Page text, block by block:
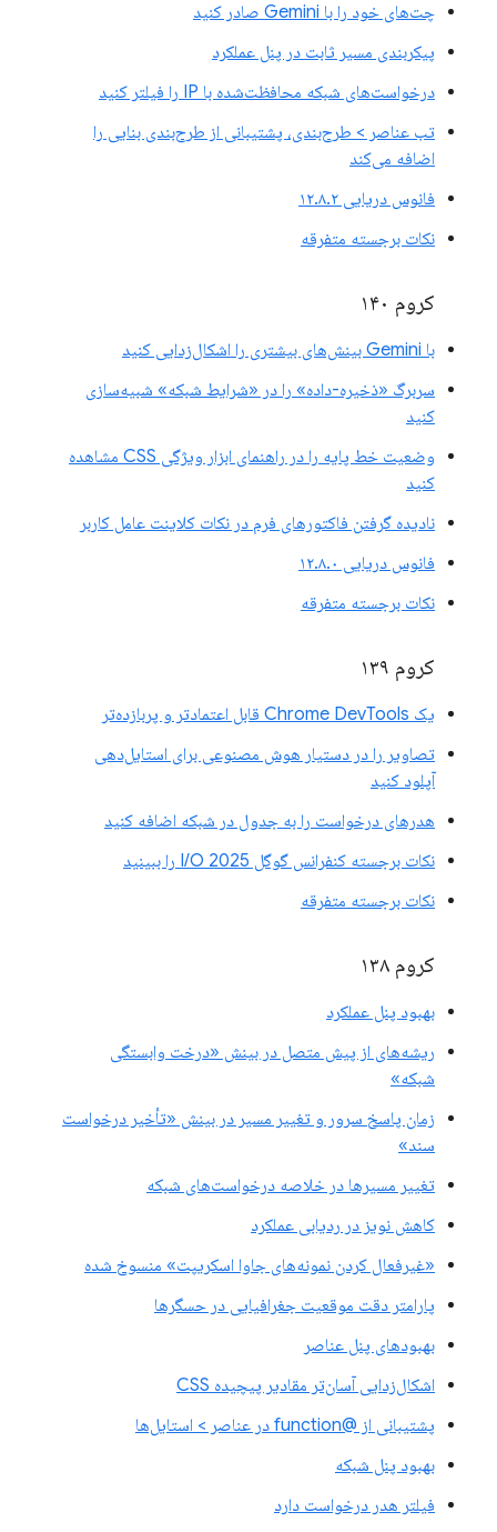
چت‌های خود را با Gemini صادر کنید
پیکربندی مسیر ثابت در پنل عملکرد
درخواست‌های شبکه محافظت‌شده با IP را فیلتر کنید
تب عناصر > طرح‌بندی، پشتیبانی از طرح‌بندی بنایی را
اضافه می‌کند
فانوس دریایی ۱۲.۸.۲
نکات برجسته متفرقه
کروم ۱۴۰
با Gemini بینش‌های بیشتری را اشکال‌زدایی کنید
سربرگ «ذخیره-داده» را در «شرایط شبکه» شبیه‌سازی
کنید
وضعیت خط پایه را در راهنمای ابزار ویژگی CSS مشاهده
کنید
نادیده گرفتن فاکتورهای فرم در نکات کلاینت عامل کاربر
فانوس دریایی ۱۲.۸.۰
نکات برجسته متفرقه
کروم ۱۳۹
یک Chrome DevTools قابل اعتمادتر و پربازده‌تر
تصاویر را در دستیار هوش مصنوعی برای استایل‌دهی
آپلود کنید
هدرهای درخواست را به جدول در شبکه اضافه کنید
نکات برجسته کنفرانس گوگل I/O 2025 را ببینید
نکات برجسته متفرقه
کروم ۱۳۸
بهبود پنل عملکرد
ریشه‌های از پیش متصل در بینش «درخت وابستگی
شبکه»
زمان پاسخ سرور و تغییر مسیر در بینش «تأخیر درخواست
سند»
تغییر مسیرها در خلاصه درخواست‌های شبکه
کاهش نویز در ردیابی عملکرد
«غیرفعال کردن نمونه‌های جاوا اسکریپت» منسوخ شده
پارامتر دقت موقعیت جغرافیایی در حسگرها
بهبودهای پنل عناصر
اشکال‌زدایی آسان‌تر مقادیر پیچیده CSS
پشتیبانی از @function در عناصر > استایل‌ها
بهبود پنل شبکه
فیلتر هدر درخواست دارد